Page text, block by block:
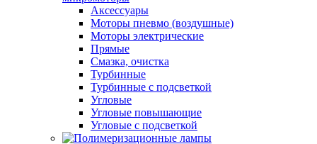
Аксессуары
Моторы пневмо (воздушные)
Моторы электрические
Прямые
Смазка, очистка
Турбинные
Турбинные с подсветкой
Угловые
Угловые повышающие
Угловые с подсветкой